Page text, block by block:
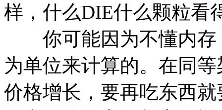
样，什么DIE什么颗粒看
你可能因为不懂内存
为单位来计算的。在同
价格增长，要再吃东西